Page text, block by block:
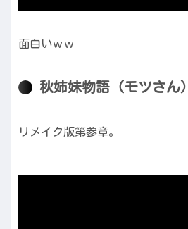
面白いｗｗ
秋姉妹物語（モツさん）
リメイク版第参章。